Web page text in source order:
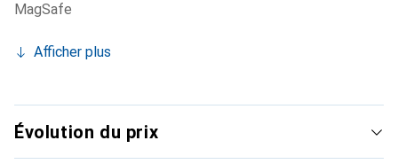
MagSafe
Afficher plus
Évolution du prix